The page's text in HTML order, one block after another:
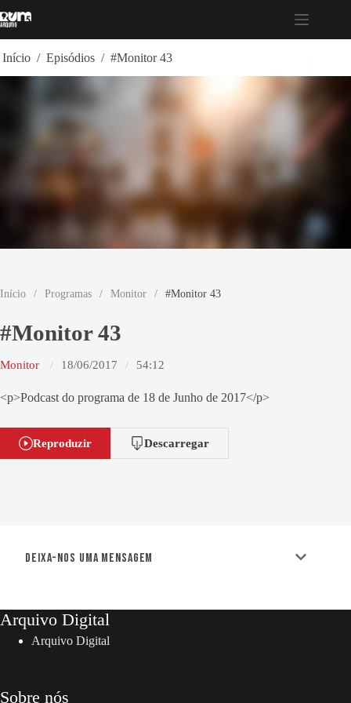
para
Início / Episódios / #Monitor 43
Início / Programas / Monitor / #Monitor 43
#Monitor 43
Monitor 18/06/2017 54:12
<p>Podcast do programa de 18 de Junho de 2017</p>
Reproduzir Descarregar
Deixa-nos uma mensagem
Arquivo Digital
Arquivo Digital
Sobre nós